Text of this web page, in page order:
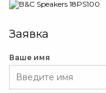
Заявка
Ваше имя